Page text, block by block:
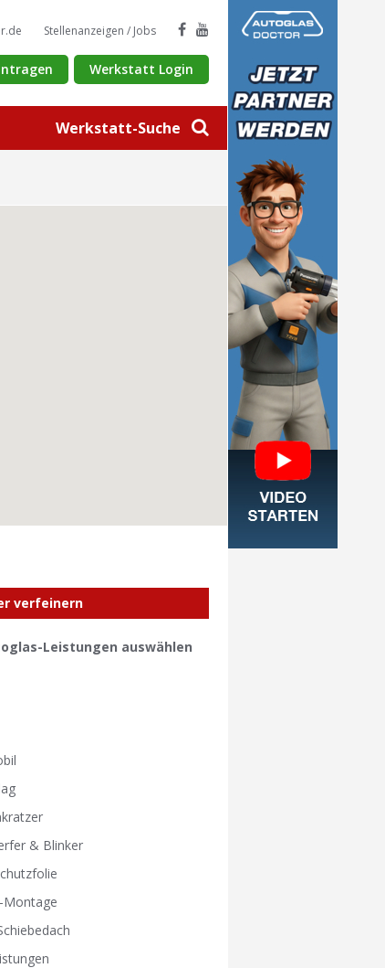
Werkstatt-Suche
Stellenanzeigen / Jobs
Werkstatt Login
verfeinern
Leistungen auswählen
& Blinker
Montage